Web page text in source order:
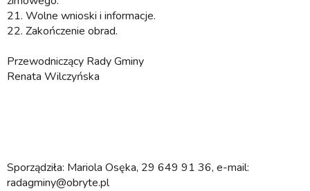
21. Wolne wnioski i informacje.
22. Zakończenie obrad.
Przewodniczący Rady Gminy
Renata Wilczyńska
Sporządziła: Mariola Osęka, 29 649 91 36, e-mail:
radagminy@obryte.pl